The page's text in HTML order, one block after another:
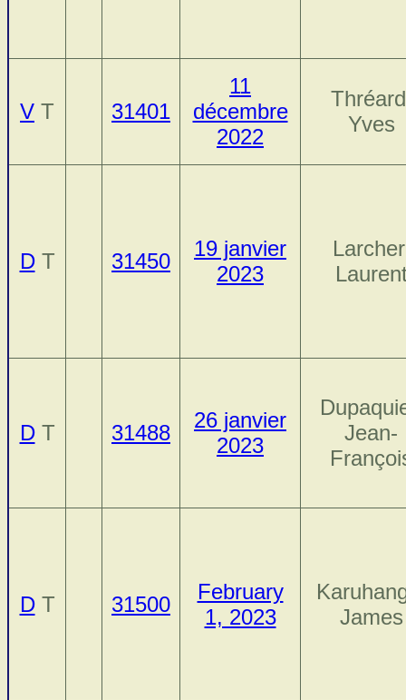
V T 31401
11
décembre
2022
Yves
DT 31450
19 janvier
2023
DT 31488
26 janvier
2023
Jean-
DT 31500
February
1, 2023
James